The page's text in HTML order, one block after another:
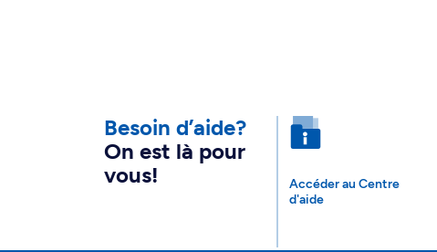
Besoin d’aide?
On est là pour
vous!
Accéder au Centre
d'aide